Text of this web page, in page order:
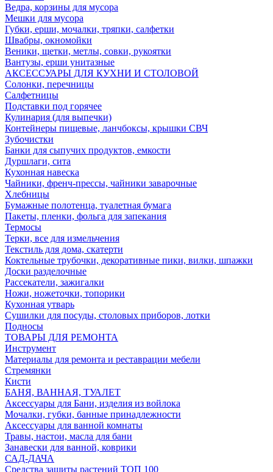
Ведра, корзины для мусора
Мешки для мусора
Губки, ерши, мочалки, тряпки, салфетки
Швабры, окномойки
Веники, щетки, метлы, совки, рукоятки
Вантузы, ерши унитазные
АКСЕССУАРЫ ДЛЯ КУХНИ И СТОЛОВОЙ
Солонки, перечницы
Салфетницы
Подставки под горячее
Кулинария (для выпечки)
Контейнеры пищевые, ланчбоксы, крышки СВЧ
Зубочистки
Банки для сыпучих продуктов, емкости
Дуршлаги, сита
Кухонная навеска
Чайники, френч-прессы, чайники заварочные
Хлебницы
Бумажные полотенца, туалетная бумага
Пакеты, пленки, фольга для запекания
Термосы
Терки, все для измельчения
Текстиль для дома, скатерти
Коктельные трубочки, декоративные пики, вилки, шпажки
Доски разделочные
Рассекатели, зажигалки
Ножи, ножеточки, топорики
Кухонная утварь
Сушилки для посуды, столовых приборов, лотки
Подносы
ТОВАРЫ ДЛЯ РЕМОНТА
Инструмент
Материалы для ремонта и реставрации мебели
Стремянки
Кисти
БАНЯ, ВАННАЯ, ТУАЛЕТ
Аксессуары для Бани, изделия из войлока
Мочалки, губки, банные принадлежности
Аксессуары для ванной комнаты
Травы, настои, масла для бани
Занавески для ванной, коврики
САД-ДАЧА
Средства защиты растений ТОП 100